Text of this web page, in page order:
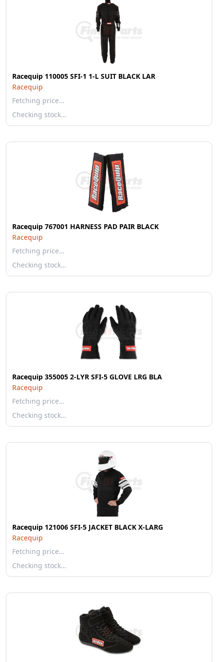
Racequip 110005 SFI-1 1-L SUIT BLACK LAR
Racequip
Fetching price…
Checking stock…
Racequip 767001 HARNESS PAD PAIR BLACK
Racequip
Fetching price…
Checking stock…
Racequip 355005 2-LYR SFI-5 GLOVE LRG BLA
Racequip
Fetching price…
Checking stock…
Racequip 121006 SFI-5 JACKET BLACK X-LARG
Racequip
Fetching price…
Checking stock…